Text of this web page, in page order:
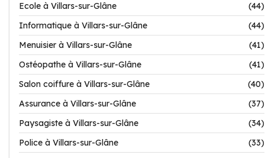
Ecole à Villars-sur-Glâne
(44)
Informatique à Villars-sur-Glâne
(44)
Menuisier à Villars-sur-Glâne
(41)
Ostéopathe à Villars-sur-Glâne
(41)
Salon coiffure à Villars-sur-Glâne
(40)
Assurance à Villars-sur-Glâne
(37)
Paysagiste à Villars-sur-Glâne
(34)
Police à Villars-sur-Glâne
(33)